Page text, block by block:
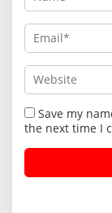
Save my
the next time I